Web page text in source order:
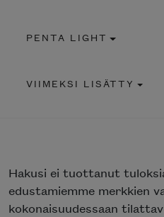
Type 2 or more characters for
PENTA LIGHT
VIIMEKSI LISÄTTY
Hakusi ei tuottanut
edustamiemme merkkien
kokonaisuudessaan